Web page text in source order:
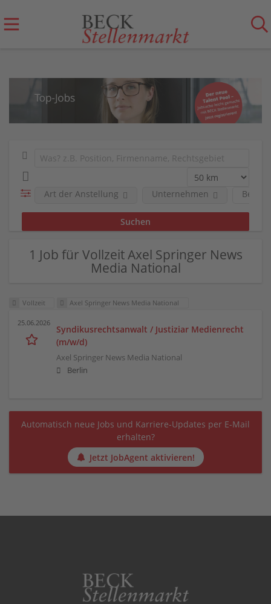
Art der Anstellung Unternehmen
1 Job für Vollzeit Axel Springer News
Media National
Vollzeit Axel Springer News Media National
25.06.2026
Syndikusrechtsanwalt / Justiziar Medienrecht
(m/w/d)
Axel Springer News Media National
Berlin
Automatisch neue Jobs und Karriere-Updates per E-Mail
erhalten?
Jetzt JobAgent aktivieren!